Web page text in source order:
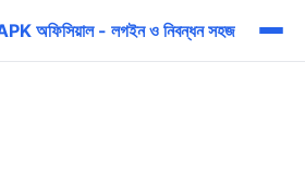
অফিসিয়াল - লগইন ও নিবন্ধন সহজ